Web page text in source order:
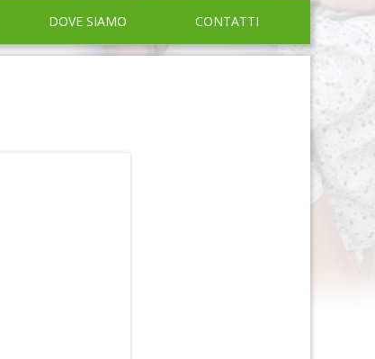
DOVE SIAMO CONTATTI